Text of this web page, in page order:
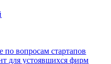
по вопросам стартапов
для устоявшихся фирм